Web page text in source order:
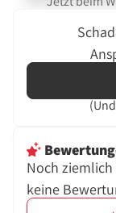
(Und
Noch
keine